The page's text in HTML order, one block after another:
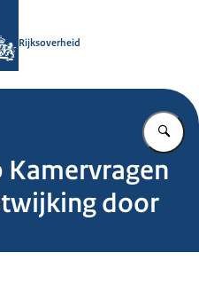
Rijksoverheid
door